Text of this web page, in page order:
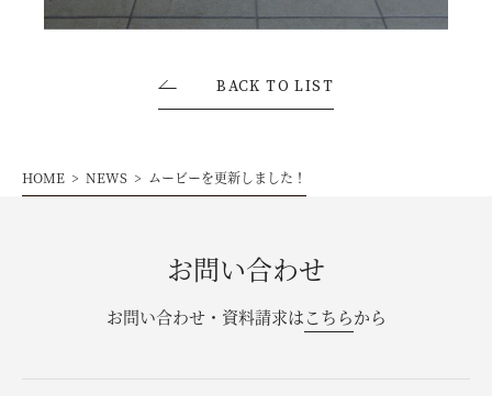
モデルハウス来場予約
BACK TO LIST
HOME NEWS ムービーを更新しました！
お問い合わせ
お問い合わせ・資料請求はこちらから